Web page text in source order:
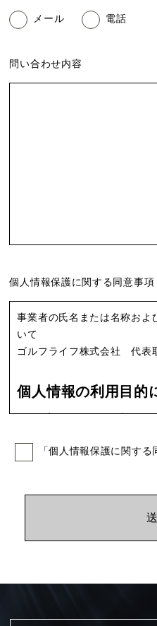
メール 電話
問い合わせ内容
個人情報保護に関する同意事項
事業者の氏名または名称およ
いて
ゴルフライフ株式会社 代
個人情報の利用目的
お客さまからのご意見、
め
メールマガジンや刊行物
「個人情報保護に関す